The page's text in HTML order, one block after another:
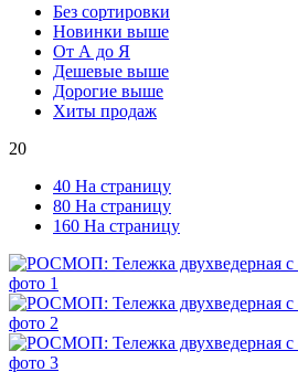
Без сортировки
Новинки выше
От А до Я
Дешевые выше
Дорогие выше
Хиты продаж
20
40 На страницу
80 На страницу
160 На страницу